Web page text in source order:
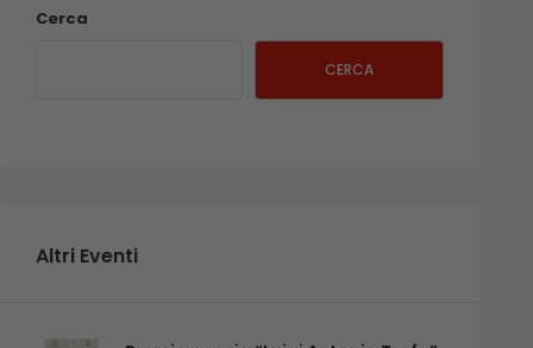
Cerca
CERCA
Altri Eventi